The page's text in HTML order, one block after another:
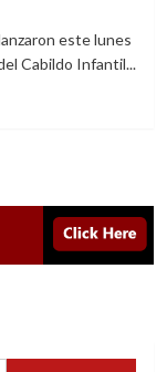
este lunes
Cabildo Infantil...